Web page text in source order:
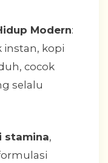
Modern:
instan, kopi
cocok
selalu
stamina,